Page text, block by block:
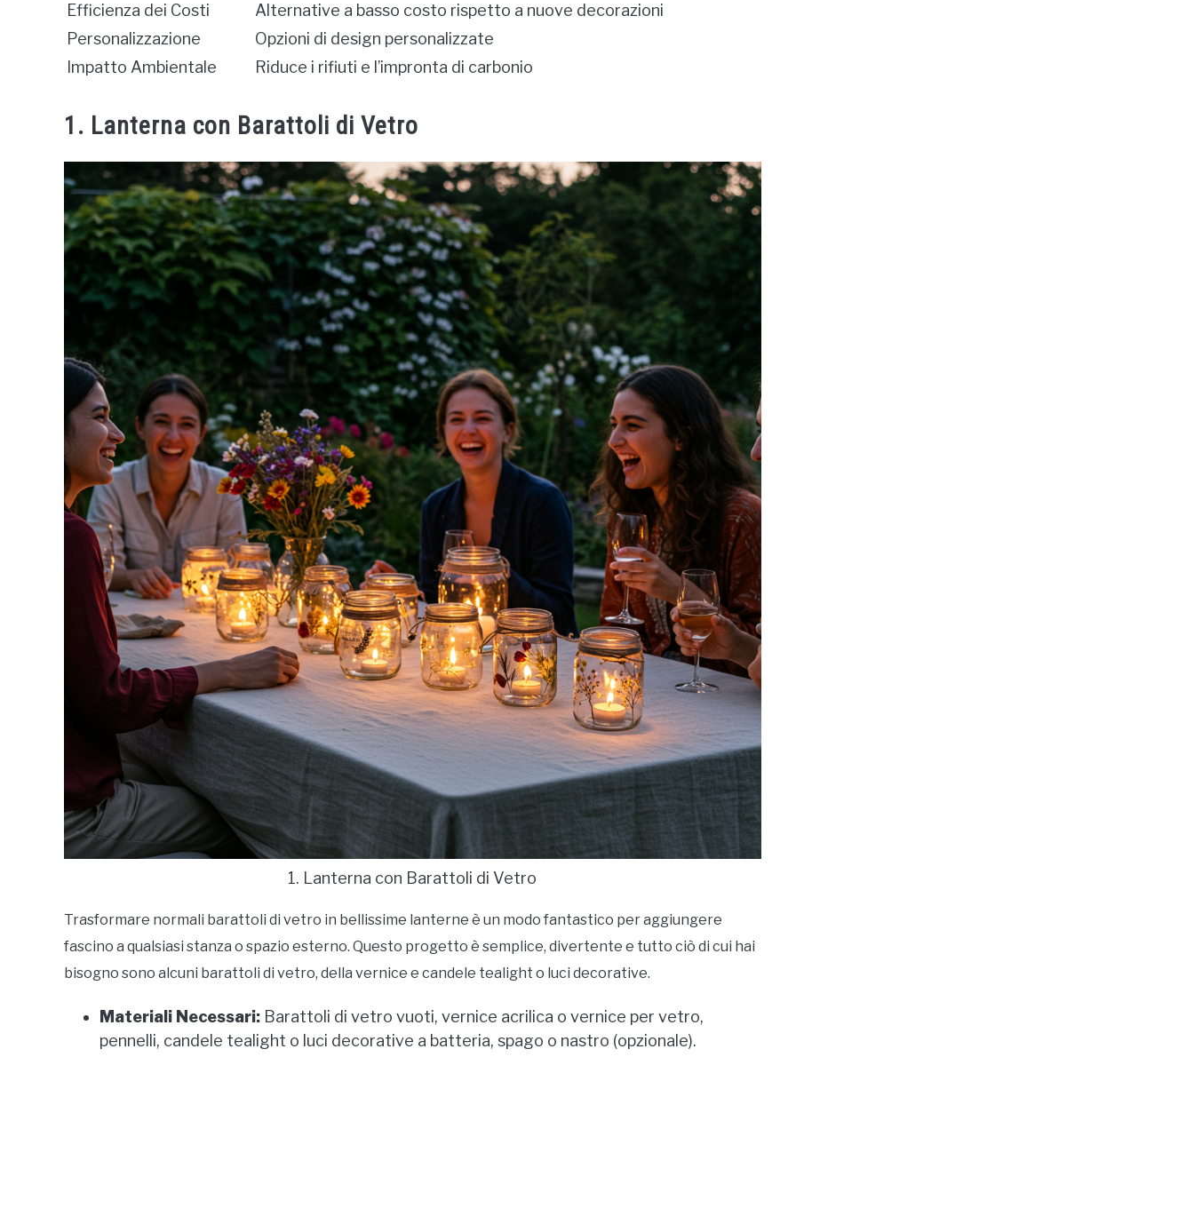
Efficienza dei Costi
Alternative a basso costo rispetto a nuove decorazioni
Personalizzazione
Opzioni di design personalizzate
Impatto Ambientale
Riduce i rifiuti e l’impronta di carbonio
1. Lanterna con Barattoli di Vetro
1. Lanterna con Barattoli di Vetro
Trasformare normali barattoli di vetro in bellissime lanterne è un modo fantastico per aggiungere
fascino a qualsiasi stanza o spazio esterno. Questo progetto è semplice, divertente e tutto ciò di cui hai
bisogno sono alcuni barattoli di vetro, della vernice e candele tealight o luci decorative.
Materiali Necessari: Barattoli di vetro vuoti, vernice acrilica o vernice per vetro,
pennelli, candele tealight o luci decorative a batteria, spago o nastro (opzionale).